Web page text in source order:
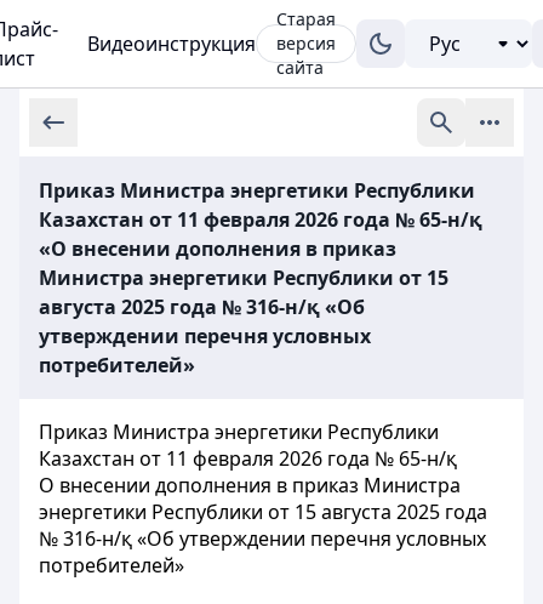
Видеоинструкция
Старая
версия
сайта
Приказ Министра энергетики Республики
Казахстан от 11 февраля 2026 года № 65-н/қ
«О внесении дополнения в приказ
Министра энергетики Республики от 15
августа 2025 года № 316-н/қ «Об
утверждении перечня условных
потребителей»
Приказ Министра энергетики Республики
Казахстан от 11 февраля 2026 года № 65-н/қ
О внесении дополнения в приказ Министра
энергетики Республики от 15 августа 2025 года
№ 316-н/қ «Об утверждении перечня условных
потребителей»